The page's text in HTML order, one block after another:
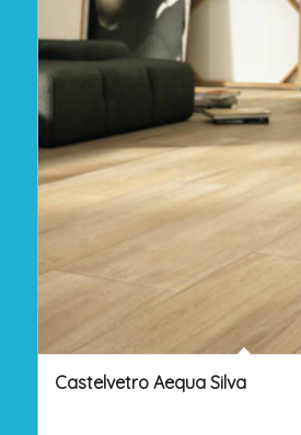
Castelvetro Aequa Silva